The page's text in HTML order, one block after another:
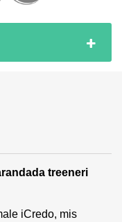
treeneri
iCredo, mis